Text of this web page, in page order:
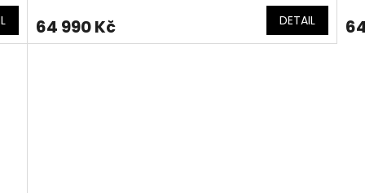
64 990 Kč DETAIL